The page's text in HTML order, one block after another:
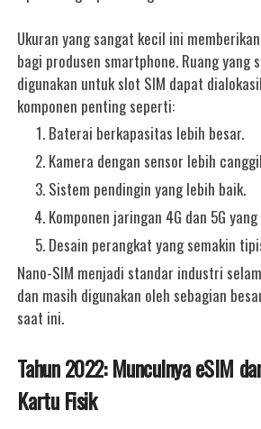
Ukuran yang sangat kecil ini
bagi produsen smartphone. Ruang yang
digunakan untuk slot SIM dapat
komponen penting seperti:
Baterai berkapasitas lebih besar.
Kamera dengan sensor lebih
Sistem pendingin yang lebih baik.
Komponen jaringan 4G dan 5G
Desain perangkat yang semakin
Nano-SIM menjadi standar industri
dan masih digunakan oleh sebagian
saat ini.
Tahun 2022: Munculnya eSIM
Kartu Fisik